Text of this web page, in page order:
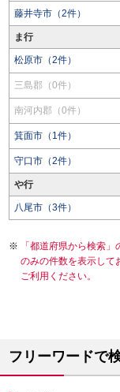
藤井寺市（2件）
ま行
松原市（2件）
三島郡（0件）
南河内郡（0件）
箕面市（1件）
守口市（2件）
や行
八尾市（3件）
「都道府県から検索
のみの件数を表示して
ご利用ください。
フリーワードで